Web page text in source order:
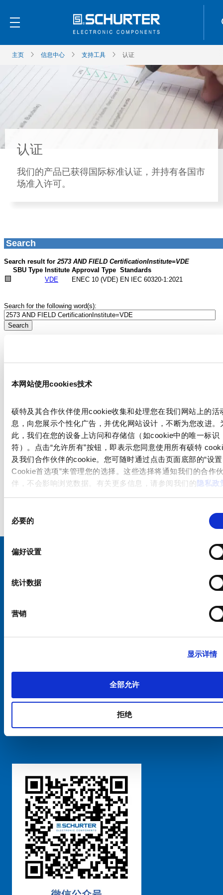
本网站使用cookies技术
硕特及其合作伙伴使用cookie收集和处理您在我们网站上的活
息，向您展示个性化广告，并优化网站设计，不断为您改进。
此，我们在您的设备上访问和存储信（如cookie中的唯一标识
符）。点击“允许所有”按钮，即表示您同意使用所有硕特
及我们合作伙伴的cookie。您可随时通过点击页面底部的“设置
Cookie首选项”来管理您的选择。这些选择将通知我们的合作
伴，不会影响浏览数据。有关更多信息，请参阅我们的隐私政
选
必要的
偏好设置
统计数据
营销
显示详情
全部允许
拒绝
主页 信息中心 支持工具 认证
认证
我们的产品已获得国际标准认证，并持有各国市
场准入许可。
粤ICP备 2021170698号